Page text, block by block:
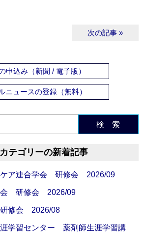
次の記事 »
申込み（新聞 / 電子版）
ニュースの登録（無料）
検 索
テゴリーの新着記事
ケア連合学会 研修会 2026/09
会 研修会 2026/09
修会 2026/08
学習センター 薬剤師生涯学習講